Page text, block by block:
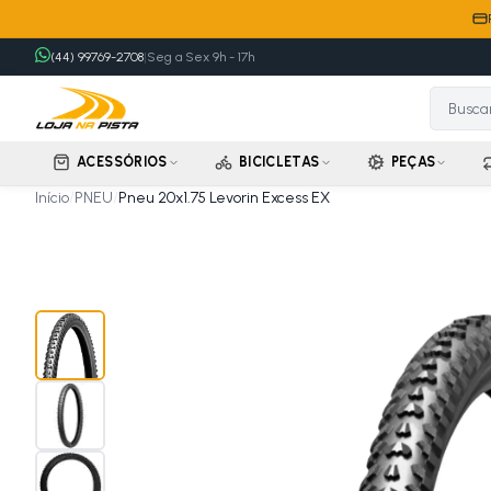
(44) 99769-2708|Seg a Sex 9h - 17h
ACESSÓRIOS BICICLETAS PEÇAS
Início/PNEU/Pneu 20x1.75 Levorin Excess EX